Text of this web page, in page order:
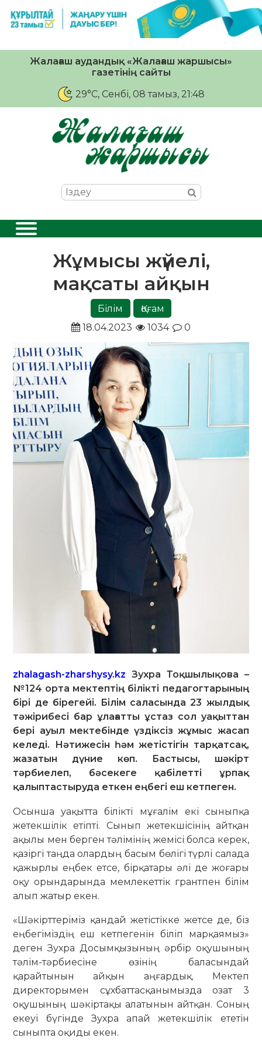
Жалағаш аудандық «Жалағаш жаршысы»
газетінің сайты
29°C, Сенбі, 08 тамыз, 21:48
Жұмысы жүйелі,
мақсаты айқын
Білім
Қоғам
18.04.2023
1034 0
zhalagash-zharshysy.kz Зухра Тоқшылықова –
№124 орта мектептің білікті педагогтарының
бірі де бірегейі. Білім саласында 23 жылдық
тәжірибесі бар ұлағатты ұстаз сол уақыттан
бері ауыл мектебінде үздіксіз жұмыс жасап
келеді. Нәтижесін һәм жетістігін тарқатсақ,
жазатын дүние көп. Бастысы, шәкірт
тәрбиелеп, бәсекеге қабілетті ұрпақ
қалыптастыруда еткен еңбегі еш кетпеген.
Осынша уақытта білікті мұғалім екі сыныпқа
жетекшілік етіпті. Сынып жетекшісінің айтқан
ақылы мен берген тәлімінің жемісі болса керек,
қазіргі таңда олардың басым бөлігі түрлі салада
қажырлы еңбек етсе, бірқатары әлі де жоғары
оқу орындарында мемлекеттік грантпен білім
алып жатыр екен.
«Шәкірттеріміз қандай жетістікке жетсе де, біз
еңбегіміздің еш кетпегенін біліп марқаямыз»
деген Зухра Досымқызының әрбір оқушының
тәлім-тәрбиесіне өзінің баласындай
қарайтынын айқын аңғардық. Мектеп
директорымен сұхбаттасқанымызда озат 3
оқушының шәкіртақы алатынын айтқан. Соның
екеуі бүгінде Зухра апай жетекшілік ететін
сыныпта оқиды екен.